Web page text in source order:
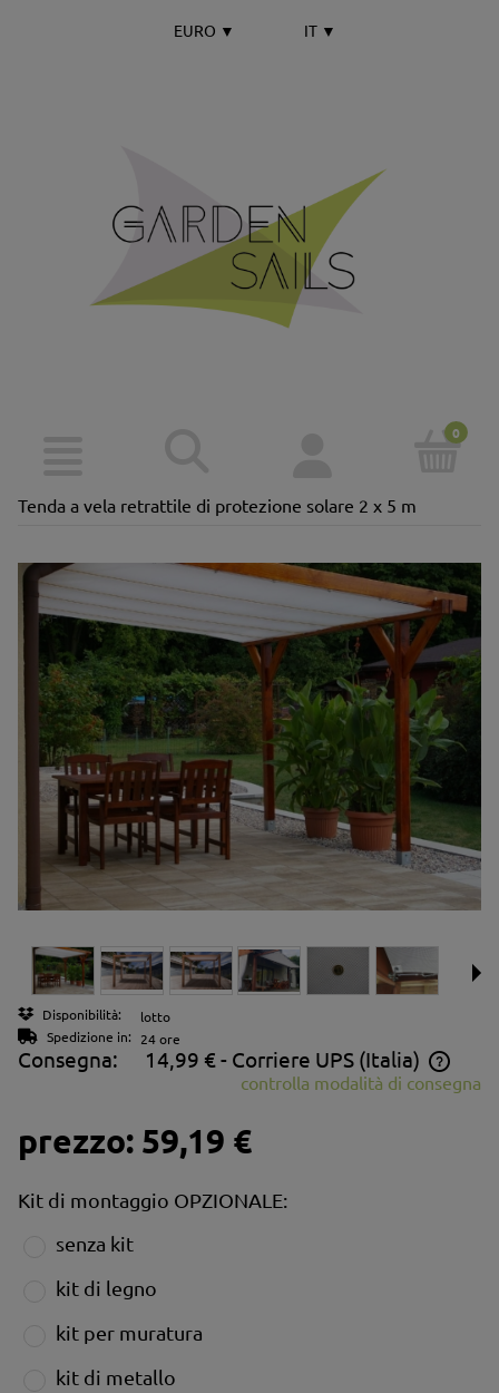
EURO ▼ IT ▼
Tenda a vela retrattile di protezione solare 2 x 5 m
Disponibilità:
lotto
Spedizione in:
24 ore
Consegna: 14,99 € - Corriere UPS (Italia)
Il prezzo non include eventuali costi di bonificocontrolla modalità di consegna
prezzo: 59,19 €
Kit di montaggio OPZIONALE:
senza kit
kit di legno
kit per muratura
kit di metallo